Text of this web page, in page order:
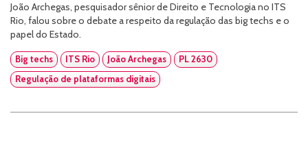
João Archegas, pesquisador sênior de Direito e Tecnologia no ITS
Rio, falou sobre o debate a respeito da regulação das big techs e o
papel do Estado.
Big techs ITS Rio João Archegas
PL 2630
Regulação de plataformas digitais